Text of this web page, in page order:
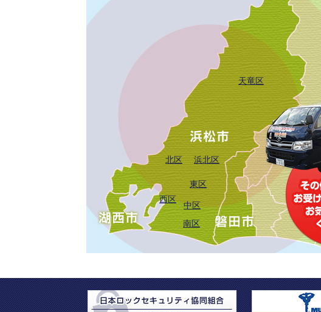
中区
東区
西区
南区
北区 浜北区
天竜区